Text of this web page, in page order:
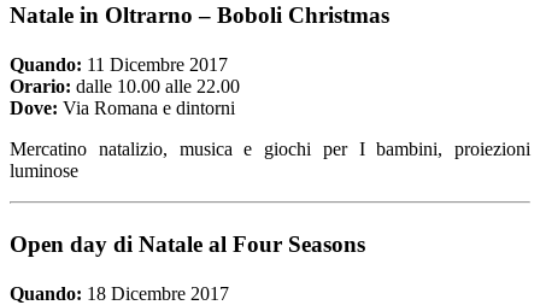
Natale in Oltrarno – Boboli Christmas
Quando: 11 Dicembre 2017
Orario: dalle 10.00 alle 22.00
Dove: Via Romana e dintorni
Mercatino natalizio, musica e giochi per I bambini, proiezioni
luminose
Open day di Natale al Four Seasons
Quando: 18 Dicembre 2017